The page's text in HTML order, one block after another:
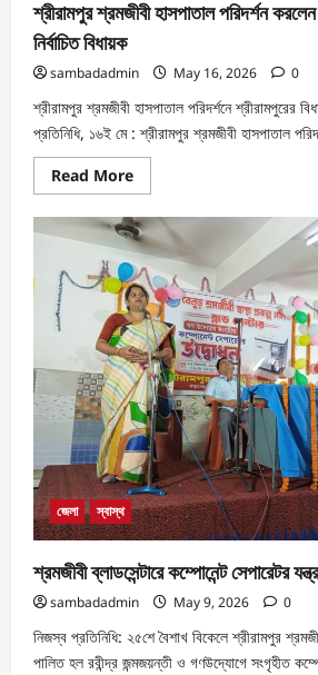
শ্রীরামপুর শ্রমজীবী হাসপাতাল পরিদর্শন
নির্বাচিত বিধায়ক
sambadadmin May 16, 2026 0
শ্রীরামপুর শ্রমজীবী হাসপাতাল পরিদর্শনে শ্রীরামপুরের
প্রতিনিধি, ১৬ই মে : শ্রীরামপুর শ্রমজীবী হাসপাতাল
Read More
জেলা স্বাস্থ
শ্রমজীবী ব্লাডসেন্টারে কম্পোনেন্ট সেপারেটর
sambadadmin May 9, 2026 0
নিজস্ব প্রতিনিধি: ২৫শে বৈশাখ বিকেলে শ্রীরামপুর
পালিত হল রবীন্দ্র জন্মজয়ন্তী ও গণউদ্যোগে সংগৃহীত